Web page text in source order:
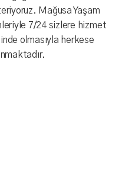
Mağusa Yaşam
7/24 sizlere hizmet
olmasıyla herkese